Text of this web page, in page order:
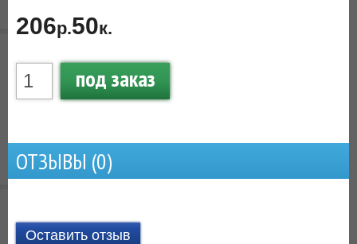
206р.50к.
под заказ
ОТЗЫВЫ (0)
Оставить отзыв